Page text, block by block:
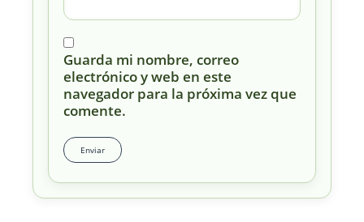
Guarda mi nombre, correo
electrónico y web en este
navegador para la próxima vez que
comente.